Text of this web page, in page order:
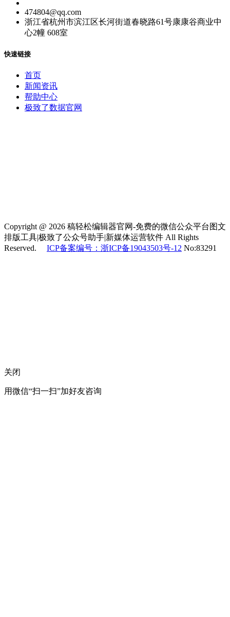
474804@qq.com
浙江省杭州市滨江区长河街道春晓路61号康康谷商业中
心2幢 608室
快速链接
首页
新闻资讯
帮助中心
极致了数据官网
Copyright @ 2026 稿轻松编辑器官网-免费的微信公众平台图文
排版工具|极致了公众号助手|新媒体运营软件 All Rights
Reserved. ICP备案编号：浙ICP备19043503号-12 No:83291
关闭
用微信“扫一扫”加好友咨询